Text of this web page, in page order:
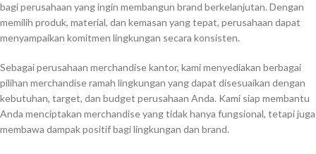
bagi perusahaan yang ingin membangun brand berkelanjutan. Dengan
memilih produk, material, dan kemasan yang tepat, perusahaan dapat
menyampaikan komitmen lingkungan secara konsisten.
Sebagai perusahaan merchandise kantor, kami menyediakan berbagai
pilihan merchandise ramah lingkungan yang dapat disesuaikan dengan
kebutuhan, target, dan budget perusahaan Anda. Kami siap membantu
Anda menciptakan merchandise yang tidak hanya fungsional, tetapi juga
membawa dampak positif bagi lingkungan dan brand.